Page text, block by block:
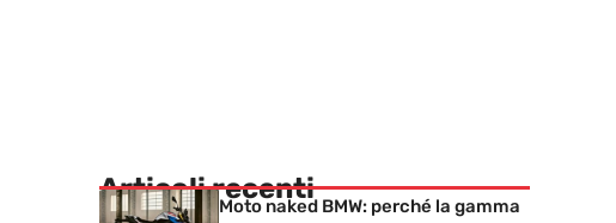
Articoli recenti
Moto naked BMW: perché la gamma